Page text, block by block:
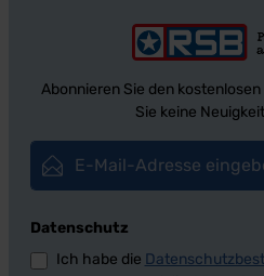
Abonnieren Sie den
Sie keine
Datenschutz
Ich habe die